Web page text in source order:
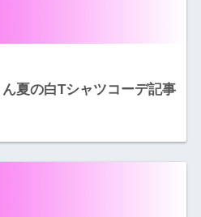
ん夏の白Tシャツコーデ記事